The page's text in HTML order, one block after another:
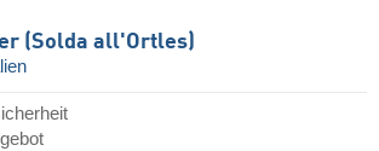
(Solda all'Ortles)